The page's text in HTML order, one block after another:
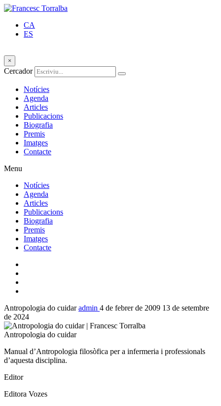
CA
ES
×
Cercador
Notícies
Agenda
Articles
Publicacions
Biografia
Premis
Imatges
Contacte
Menu
Notícies
Agenda
Articles
Publicacions
Biografia
Premis
Imatges
Contacte
Antropologia do cuidaradmin 4 de febrer de 2009 13 de setembre
de 2024
Antropologia do cuidar
Manual d’Antropologia filosòfica per a infermeria i professionals
d’aquesta disciplina.
Editor
Editora Vozes